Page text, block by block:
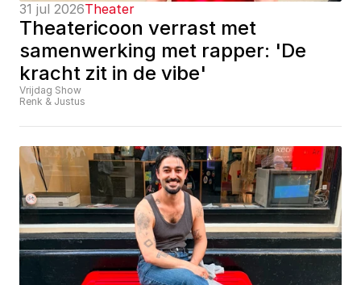
31 jul 2026Theater
Theatericoon verrast met
samenwerking met rapper: 'De
kracht zit in de vibe'
Vrijdag Show
Renk & Justus